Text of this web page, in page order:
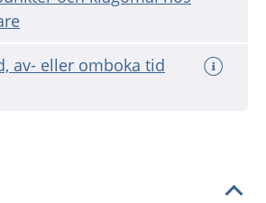
av- eller omboka tid